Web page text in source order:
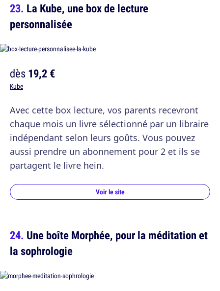
La Kube, une box de lecture
personnalisée
dès19,2 €
Kube
Avec cette box lecture, vos parents recevront
chaque mois un livre sélectionné par un libraire
indépendant selon leurs goûts. Vous pouvez
aussi prendre un abonnement pour 2 et ils se
partagent le livre hein.
Voir le site
Une boîte Morphée, pour la méditation et
la sophrologie